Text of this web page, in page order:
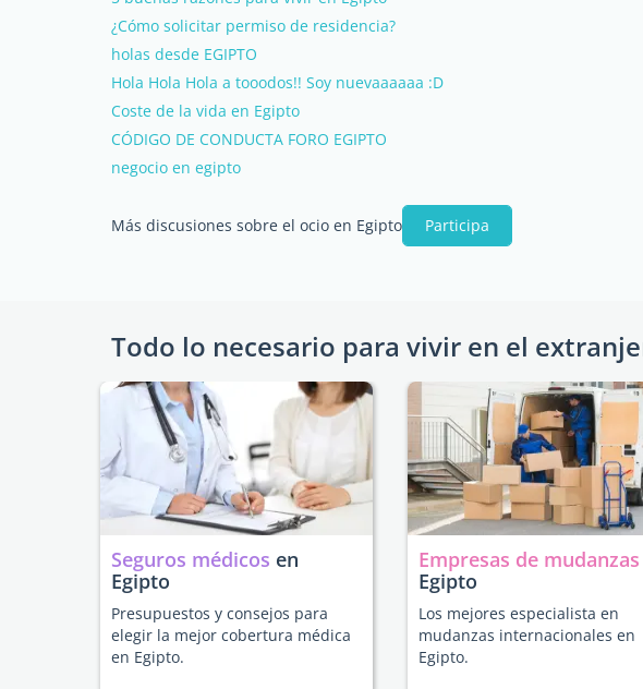
¿Cómo solicitar permiso de residencia?
holas desde EGIPTO
Hola Hola Hola a tooodos!! Soy nuevaaaaaa :D
Coste de la vida en Egipto
CÓDIGO DE CONDUCTA FORO EGIPTO
negocio en egipto
Más discusiones sobre el ocio en Egipto Participa
Todo lo necesario para vivir en el
Seguros médicos en
Egipto
Presupuestos y consejos para
elegir la mejor cobertura médica
en Egipto.
Empresas de mudanzas
Egipto
Los mejores especialista en
mudanzas internacionales en
Egipto.